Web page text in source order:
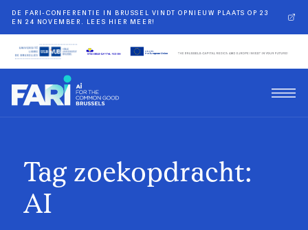
DE FARI-CONFERENTIE IN BRUSSEL VINDT OPNIEUW PLAATS OP 23
EN 24 NOVEMBER. LEES HIER MEER!
Tag zoekopdracht:
AI